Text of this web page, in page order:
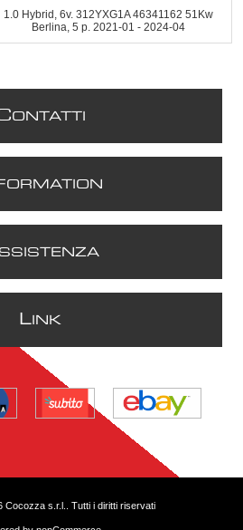
1.0 Hybrid, 6v. 312YXG1A 46341162 51Kw
Berlina, 5 p. 2021-01 - 2024-04
ONTATTI
SSISTENZA
L INK
Cocozza s.r.l.. Tutti i diritti riservati